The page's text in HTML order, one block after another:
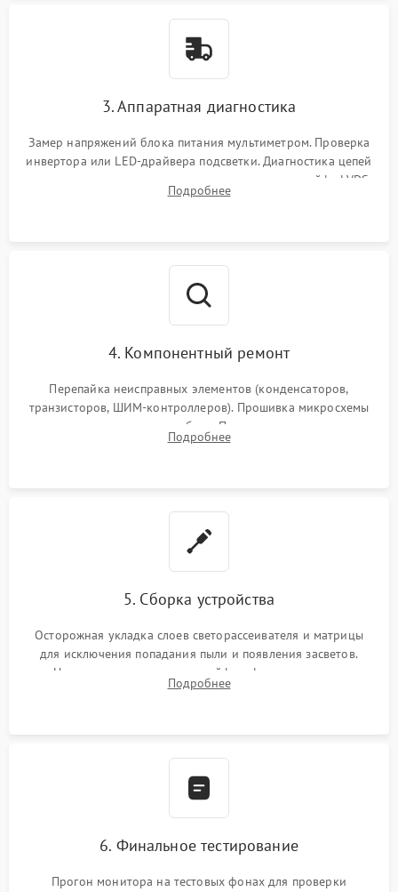
3. Аппаратная диагностика
Замер напряжений блока питания мультиметром. Проверка
инвертора или LED-драйвера подсветки. Диагностика цепей
питания скалера и тестирование сигналов на шлейфе LVDS
Подробнее
4. Компонентный ремонт
Перепайка неисправных элементов (конденсаторов,
транзисторов, ШИМ-контроллеров). Прошивка микросхемы
памяти при программных сбоях. При поломке подсветки —
разборка матрицы и замена выгоревших светодиодов.
Подробнее
5. Сборка устройства
Осторожная укладка слоев светорассеивателя и матрицы
для исключения попадания пыли и появления засветов.
Надежное подключение шлейфов, фиксация плат и
аккуратное защелкивание пластикового корпуса монитора.
Подробнее
6. Финальное тестирование
Прогон монитора на тестовых фонах для проверки